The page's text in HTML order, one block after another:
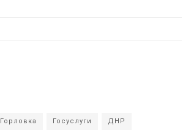
Горловка Госуслуги ДНР